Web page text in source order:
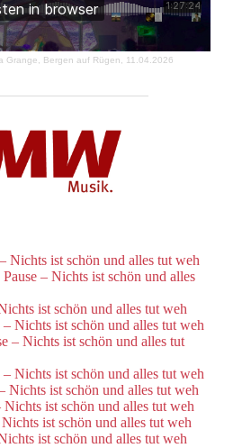
Grange, Bergen auf Rügen, 11.04.2026
Nichts ist schön und alles tut weh
Pause – Nichts ist schön und alles
ist schön und alles tut weh
– Nichts ist schön und alles tut weh
– Nichts ist schön und alles tut
– Nichts ist schön und alles tut weh
Nichts ist schön und alles tut weh
Nichts ist schön und alles tut weh
Nichts ist schön und alles tut weh
ist schön und alles tut weh